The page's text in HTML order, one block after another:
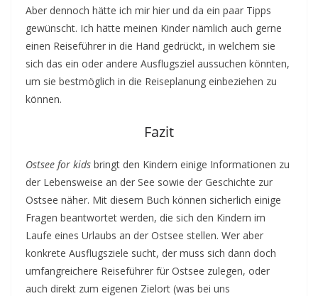
Aber dennoch hätte ich mir hier und da ein paar Tipps
gewünscht. Ich hätte meinen Kinder nämlich auch gerne
einen Reiseführer in die Hand gedrückt, in welchem sie
sich das ein oder andere Ausflugsziel aussuchen könnten,
um sie bestmöglich in die Reiseplanung einbeziehen zu
können.
Fazit
Ostsee for kids bringt den Kindern einige Informationen zu
der Lebensweise an der See sowie der Geschichte zur
Ostsee näher. Mit diesem Buch können sicherlich einige
Fragen beantwortet werden, die sich den Kindern im
Laufe eines Urlaubs an der Ostsee stellen. Wer aber
konkrete Ausflugsziele sucht, der muss sich dann doch
umfangreichere Reiseführer für Ostsee zulegen, oder
auch direkt zum eigenen Zielort (was bei uns